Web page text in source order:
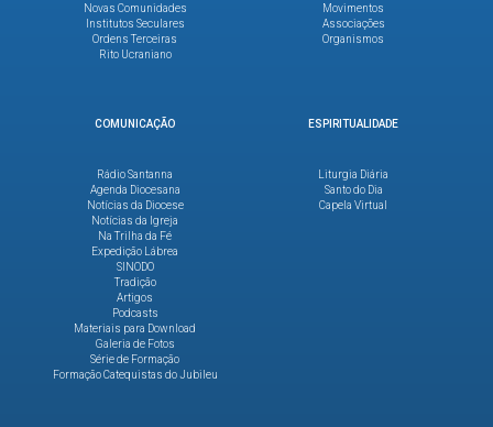
Novas Comunidades
Institutos Seculares
Ordens Terceiras
Rito Ucraniano
Movimentos
Associações
Organismos
COMUNICAÇÃO
Rádio Santanna
Agenda Diocesana
Notícias da Diocese
Notícias da Igreja
Na Trilha da Fé
Expedição Lábrea
SINODO
Tradição
Artigos
Podcasts
Materiais para Download
Galeria de Fotos
Série de Formação
Formação Catequistas do Jubileu
ESPIRITUALIDADE
Liturgia Diária
Santo do Dia
Capela Virtual